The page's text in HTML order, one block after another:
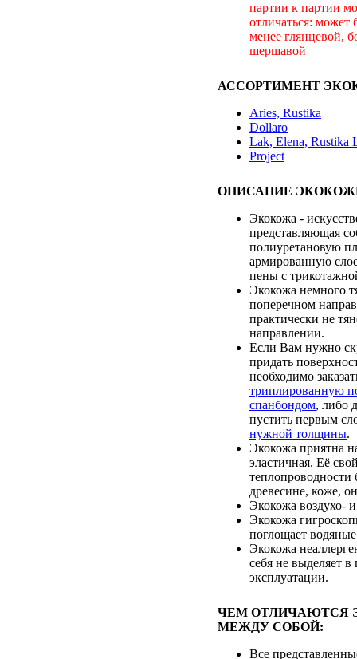
партии к партии
отличаться: может
менее глянцевой,
шершавой
АССОРТИМЕНТ
Aries, Rustika
Dollaro
Lak, Elena, Rustika
Project
ОПИСАНИЕ
Экокожа -
представляющая
полиуретановую
армированную
пены с
Экокожа немного
поперечном
практически не
направлении.
Если Вам нужно
придать
необходимо
триплированную
спанбондом, либо
пустить первым
нужной толщины.
Экокожа приятна
эластичная. Её
теплопроводности
древесине, коже,
Экокожа воздухо-
Экокожа
поглощает
Экокожа
себя не выделяет в
эксплуатации.
ЧЕМ ОТЛИЧАЮТСЯ
МЕЖДУ СОБОЙ:
Все